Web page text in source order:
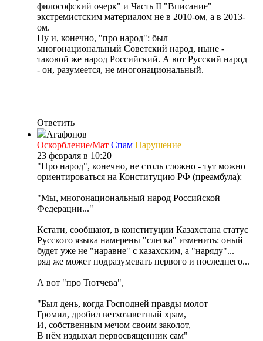
философский очерк" и Часть II "Вписание"
экстремистским материалом не в 2010-ом, а в 2013-
ом.
Ну и, конечно, "про народ": был
многонациональный Советский народ, ныне -
таковой же народ Российский. А вот Русский народ
- он, разумеется, не многонациональный.
Ответить
Агафонов
Оскорбление/Мат Спам Нарушение
23 февраля в 10:20
"Про народ", конечно, не столь сложно - тут можно
ориентироваться на Конституцию РФ (преамбула):
"Мы, многонациональный народ Российской
Федерации..."
Кстати, сообщают, в конституции Казахстана статус
Русского языка намерены "слегка" изменить: оный
будет уже не "наравне" с казахским, а "наряду"...
ряд же может подразумевать первого и последнего...
А вот "про Тютчева",
"Был день, когда Господней правды молот
Громил, дробил ветхозаветный храм,
И, собственным мечом своим заколот,
В нём издыхал первосвященник сам"